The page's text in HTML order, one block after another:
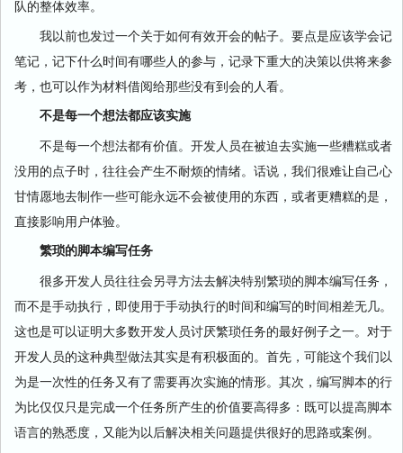
队的整体效率。
我以前也发过一个关于如何有效开会的帖子。要点是应该学会记
笔记，记下什么时间有哪些人的参与，记录下重大的决策以供将来参
考，也可以作为材料借阅给那些没有到会的人看。
不是每一个想法都应该实施
不是每一个想法都有价值。开发人员在被迫去实施一些糟糕或者
没用的点子时，往往会产生不耐烦的情绪。话说，我们很难让自己心
甘情愿地去制作一些可能永远不会被使用的东西，或者更糟糕的是，
直接影响用户体验。
繁琐的脚本编写任务
很多开发人员往往会另寻方法去解决特别繁琐的脚本编写任务，
而不是手动执行，即使用于手动执行的时间和编写的时间相差无几。
这也是可以证明大多数开发人员讨厌繁琐任务的最好例子之一。对于
开发人员的这种典型做法其实是有积极面的。首先，可能这个我们以
为是一次性的任务又有了需要再次实施的情形。其次，编写脚本的行
为比仅仅只是完成一个任务所产生的价值要高得多：既可以提高脚本
语言的熟悉度，又能为以后解决相关问题提供很好的思路或案例。